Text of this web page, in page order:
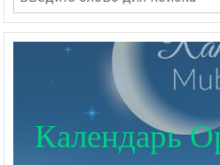
Календарь